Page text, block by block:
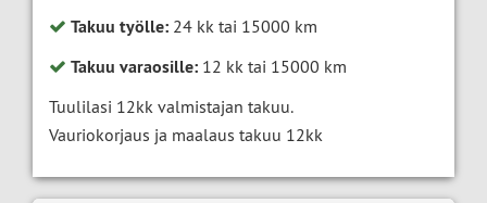
Takuu työlle: 24 kk tai 15000 km
Takuu varaosille: 12 kk tai 15000 km
Tuulilasi 12kk valmistajan takuu.
Vauriokorjaus ja maalaus takuu 12kk